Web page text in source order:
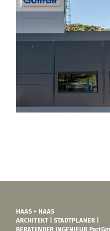
HAAS + HAAS
ARCHITEKT | STADTPLANER |
BERATENDER INGENIEUR